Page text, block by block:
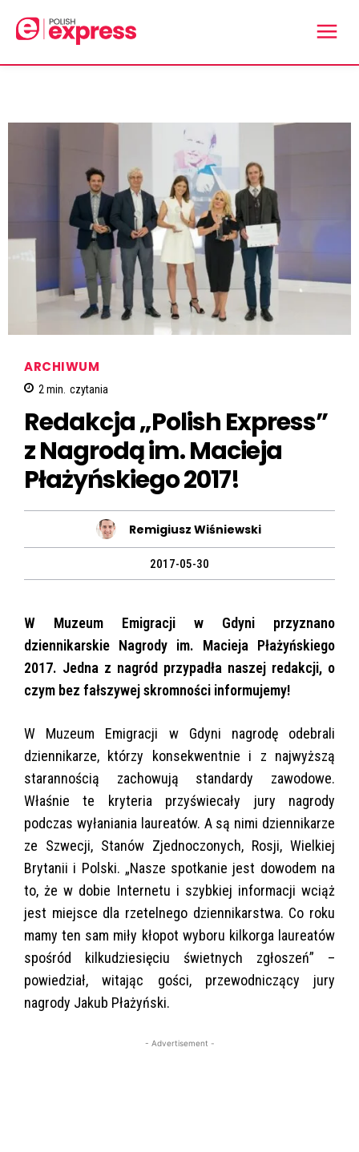
ARCHIWUM
2min. czytania
Redakcja „Polish Express”
z Nagrodą im. Macieja
Płażyńskiego 2017!
Remigiusz Wiśniewski
2017-05-30
W Muzeum Emigracji w Gdyni przyznano
dziennikarskie Nagrody im. Macieja Płażyńskiego
2017. Jedna z nagród przypadła naszej redakcji, o
czym bez fałszywej skromności informujemy!
W Muzeum Emigracji w Gdyni nagrodę odebrali
dziennikarze, którzy konsekwentnie i z najwyższą
starannością zachowują standardy zawodowe.
Właśnie te kryteria przyświecały jury nagrody
podczas wyłaniania laureatów. A są nimi dziennikarze
ze Szwecji, Stanów Zjednoczonych, Rosji, Wielkiej
Brytanii i Polski. „Nasze spotkanie jest dowodem na
to, że w dobie Internetu i szybkiej informacji wciąż
jest miejsce dla rzetelnego dziennikarstwa. Co roku
mamy ten sam miły kłopot wyboru kilkorga laureatów
spośród kilkudziesięciu świetnych zgłoszeń” –
powiedział, witając gości, przewodniczący jury
nagrody Jakub Płażyński.
- Advertisement -